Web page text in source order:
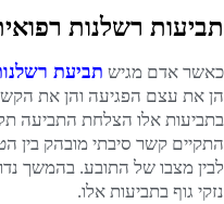
תביעות רשלנות
כאשר אדם מגיש תביעת
הן את עצם הפגיעה והן את
בתביעות אלו הצלחת התביעה
התקיים קשר סיבתי מובהק בין
לבין מצבו של התובע. בהמשך
נזקי גוף בתביעות אלו.